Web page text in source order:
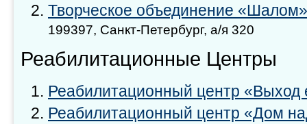
Творческое объединение «Шалом»
199397, Санкт-Петербург, а/я 320
Реабилитационные Центры
Реабилитационный центр «Выход
Реабилитационный центр «Дом